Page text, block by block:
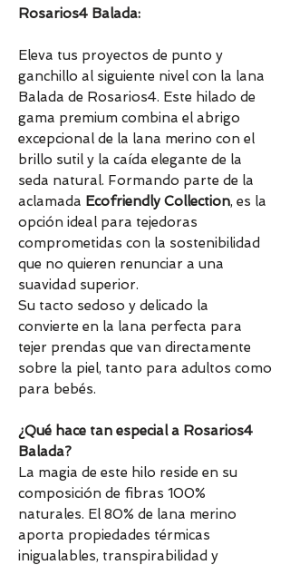
Rosarios4 Balada:
Eleva tus proyectos de punto y
ganchillo al siguiente nivel con la lana
Balada de Rosarios4. Este hilado de
gama premium combina el abrigo
excepcional de la lana merino con el
brillo sutil y la caída elegante de la
seda natural. Formando parte de la
aclamada Ecofriendly Collection, es la
opción ideal para tejedoras
comprometidas con la sostenibilidad
que no quieren renunciar a una
suavidad superior.
Su tacto sedoso y delicado la
convierte en la lana perfecta para
tejer prendas que van directamente
sobre la piel, tanto para adultos como
para bebés.
¿Qué hace tan especial a Rosarios4
Balada?
La magia de este hilo reside en su
composición de fibras 100%
naturales. El 80% de lana merino
aporta propiedades térmicas
inigualables, transpirabilidad y